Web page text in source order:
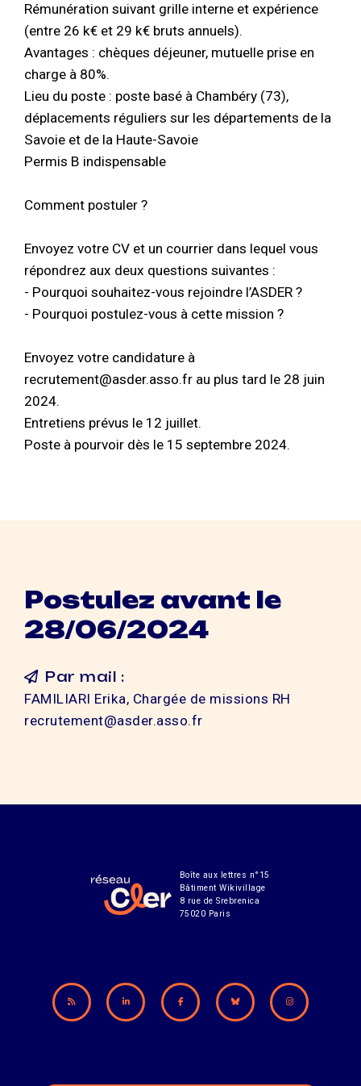
Rémunération suivant grille interne et expérience
(entre 26 k€ et 29 k€ bruts annuels).
Avantages : chèques déjeuner, mutuelle prise en
charge à 80%.
Lieu du poste : poste basé à Chambéry (73),
déplacements réguliers sur les départements de la
Savoie et de la Haute-Savoie
Permis B indispensable
Comment postuler ?
Envoyez votre CV et un courrier dans lequel vous
répondrez aux deux questions suivantes :
- Pourquoi souhaitez-vous rejoindre l’ASDER ?
- Pourquoi postulez-vous à cette mission ?
Envoyez votre candidature à
recrutement@asder.asso.fr au plus tard le 28 juin
2024.
Entretiens prévus le 12 juillet.
Poste à pourvoir dès le 15 septembre 2024.
Postulez avant le
28/06/2024
Par mail :
FAMILIARI Erika, Chargée de missions RH
recrutement@asder.asso.fr
Boîte aux lettres n°15
Bâtiment Wikivillage
8 rue de Srebrenica
75020 Paris